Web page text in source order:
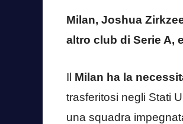
Milan, Joshua
altro club di Serie A,
Il Milan ha la
trasferitosi negli Stati
una squadra